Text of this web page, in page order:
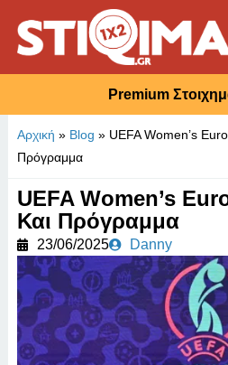
Premium
Αρχική » Blog » UEFA Women’s
Πρόγραμμα
UEFA Women’s
Και Πρόγραμμα
23/06/2025 Danny